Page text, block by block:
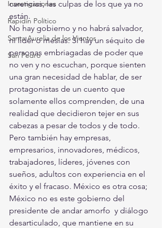
Investigaciones
Rapidín Político
Santa Aurelia de los Vientos
San Pedro
carencias, las culpas de los que ya no
están.
No hay gobierno y no habrá salvador,
ni líder o mesías. Sí hay un séquito de
personas embriagadas de poder que
no ven y no escuchan, porque sienten
una gran necesidad de hablar, de ser
protagonistas de un cuento que
solamente ellos comprenden, de una
realidad que decidieron tejer en sus
cabezas a pesar de todos y de todo.
Pero también hay empresas,
empresarios, innovadores, médicos,
trabajadores, líderes, jóvenes con
sueños, adultos con experiencia en el
éxito y el fracaso. México es otra cosa;
México no es este gobierno del
presidente de andar amorfo  y diálogo
desarticulado, que mantiene en su